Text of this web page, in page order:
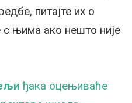
питајте их о
њима ако нешто није
ђака оцењиваће